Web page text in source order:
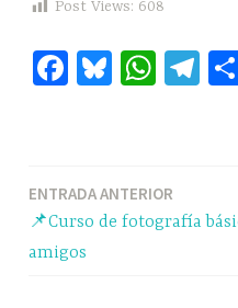
Post Views: 608
Fa Bl W
pp
Te
m
Navegación
de
ENTRADA ANTERIOR
📌Curso de fotografía
amigos